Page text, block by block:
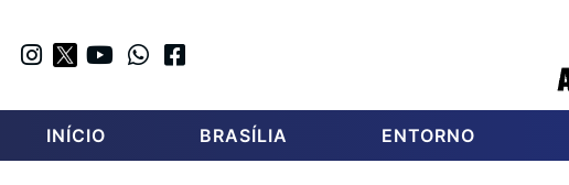
INÍCIO BRASÍLIA ENTORNO